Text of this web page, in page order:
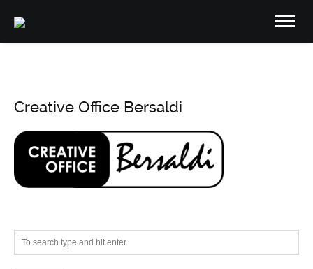
Creative Office Bersaldi